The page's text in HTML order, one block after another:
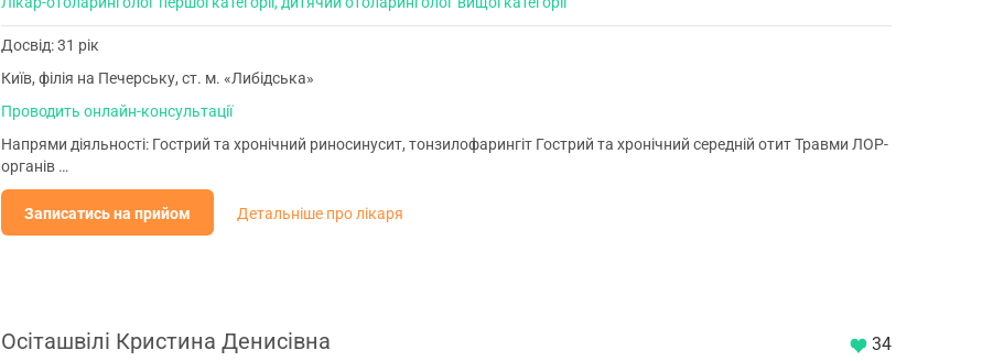
Досвід: 31 рік
Київ, філія на Печерську, ст. м. «Либідська»
Проводить онлайн-консультації
Напрями діяльності: Гострий та хронічний риносинусит, тонзилофарингіт Гострий та хронічний середній отит Травми ЛОР-
органів …
Записатись на прийом Детальніше про лікаря
34
Осіташвілі Кристина Денисівна